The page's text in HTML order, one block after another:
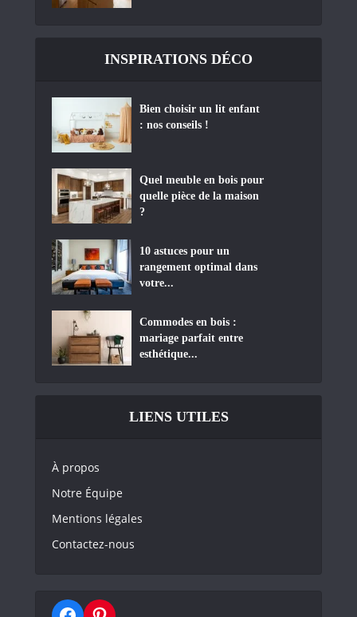
INSPIRATIONS DÉCO
Bien choisir un lit enfant
: nos conseils !
Quel meuble en bois pour
quelle pièce de la maison
?
10 astuces pour un
rangement optimal dans
votre...
Commodes en bois :
mariage parfait entre
esthétique...
LIENS UTILES
À propos
Notre Équipe
Mentions légales
Contactez-nous